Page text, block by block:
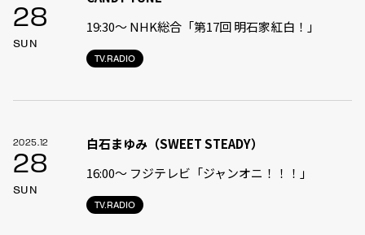
28
SUN
TV.RADIO
19:30〜 NHK総合「第17回 明石家紅白！」
2025.12
28
SUN
TV.RADIO
白石まゆみ（SWEET STEADY）
16:00〜 フジテレビ「ジャンオニ！！！」